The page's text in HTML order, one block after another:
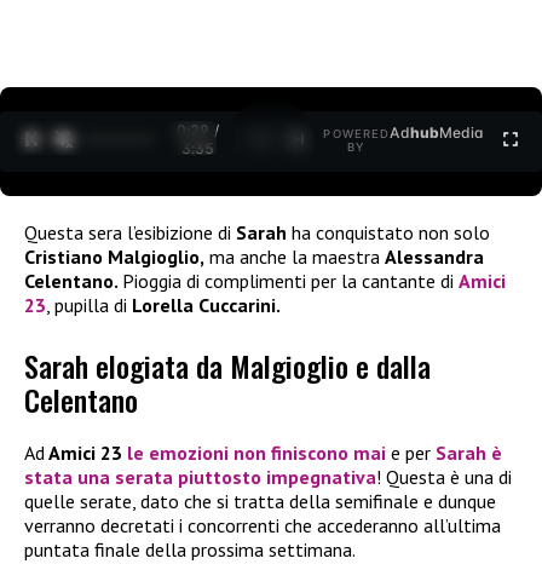
0:30 /
3:35
POWERED
BY
AdhubMedia
Questa sera l’esibizione di Sarah ha conquistato non solo
Cristiano Malgioglio, ma anche la maestra Alessandra
Celentano. Pioggia di complimenti per la cantante di Amici
23 , pupilla di Lorella Cuccarini.
Sarah elogiata da Malgioglio e dalla
Celentano
AdAmici 23 le emozioni non finiscono mai e per Sarah è
stata una serata piuttosto impegnativa! Questa è una di
quelle serate, dato che si tratta della semifinale e dunque
verranno decretati i concorrenti che accederanno all’ultima
puntata finale della prossima settimana.